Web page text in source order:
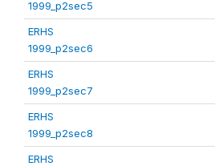
1999_p2sec5
ERHS
1999_p2sec6
ERHS
1999_p2sec7
ERHS
1999_p2sec8
ERHS